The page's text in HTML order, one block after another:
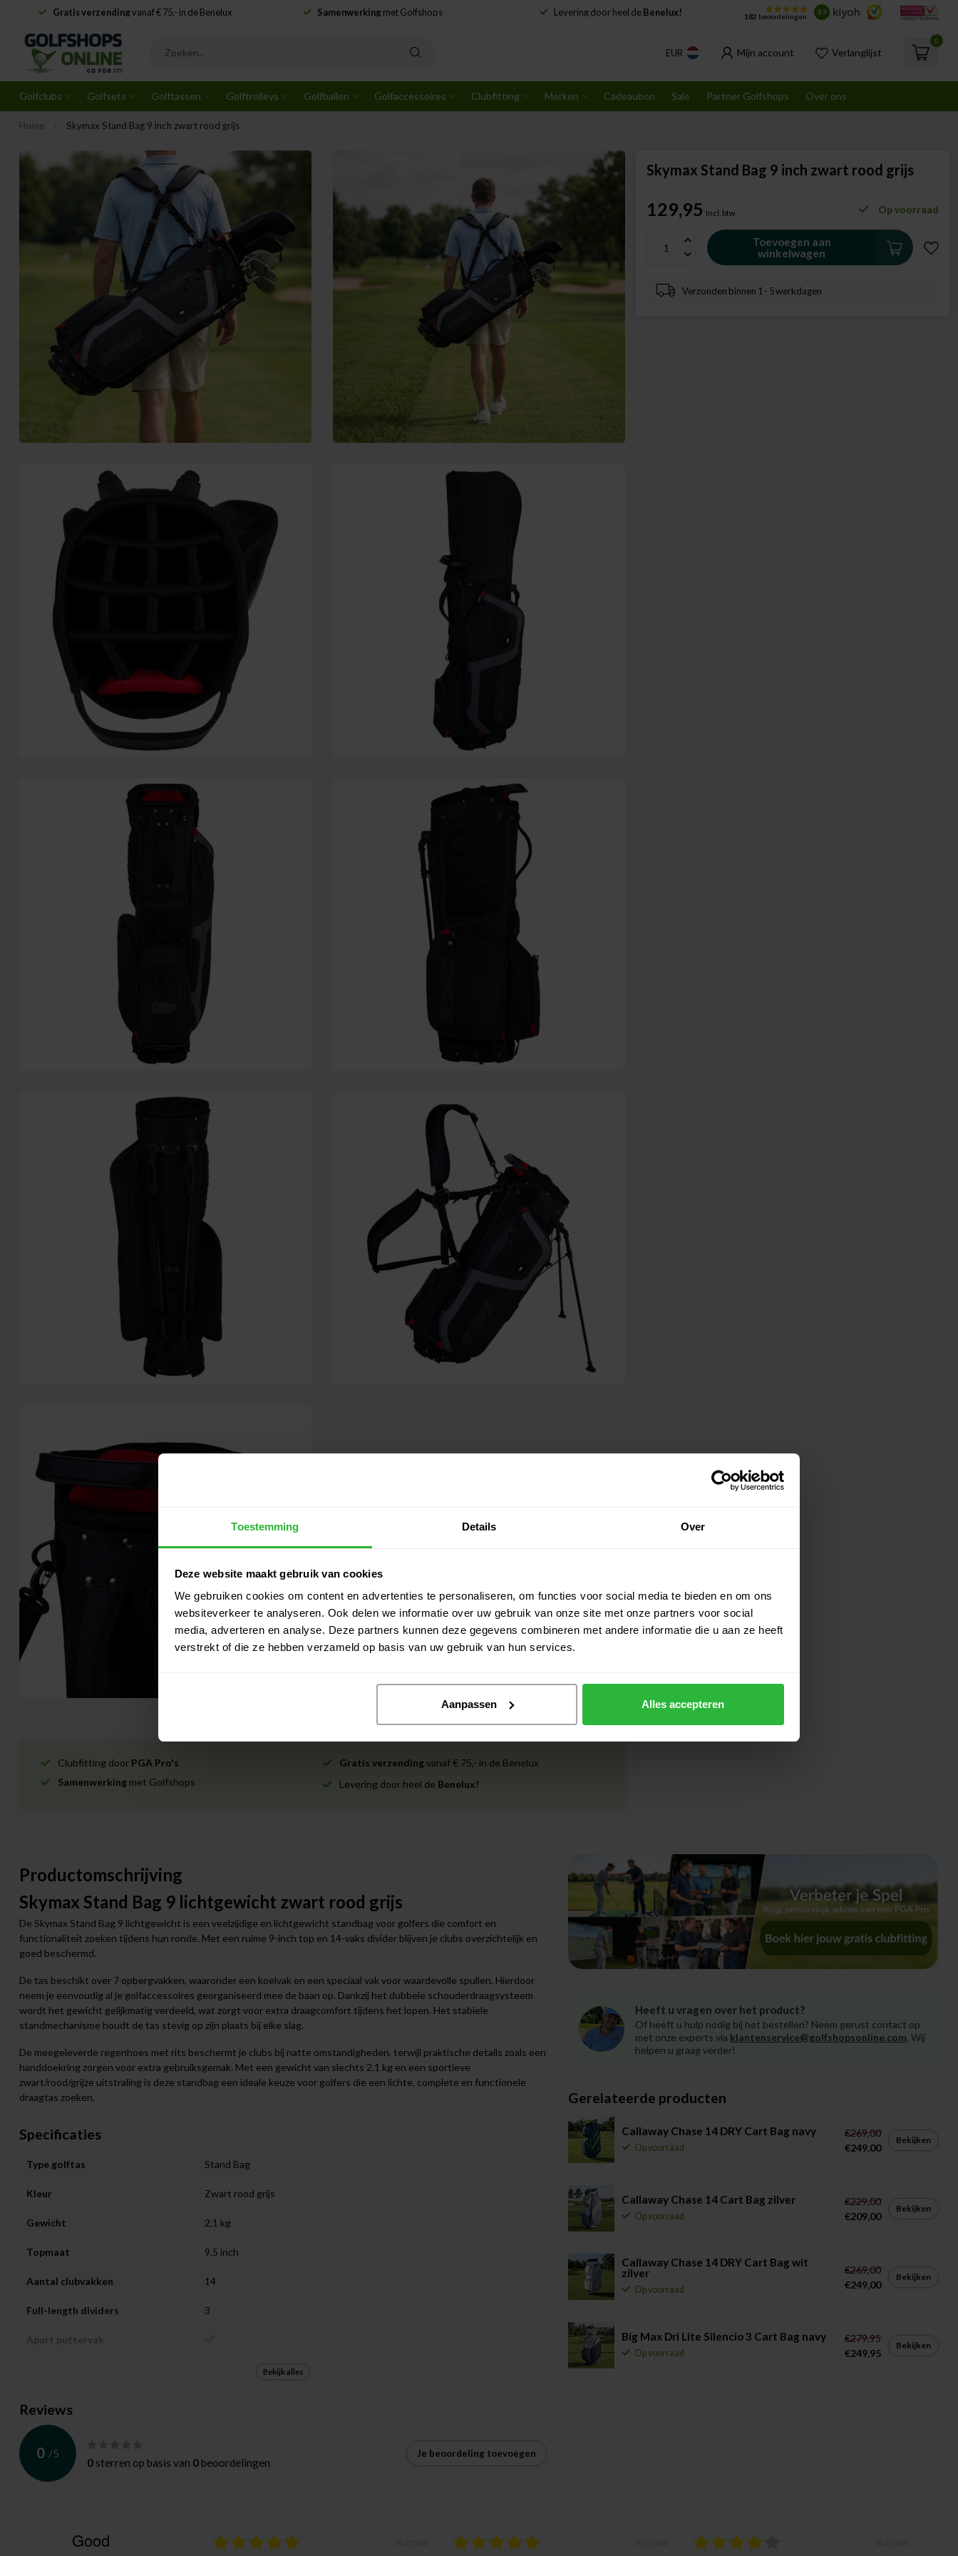
Toestemming Details Over
Deze website maakt gebruik van cookies
We gebruiken cookies om content en advertenties te personaliseren, om functies voor social media te bieden en om ons
websiteverkeer te analyseren. Ook delen we informatie over uw gebruik van onze site met onze partners voor social
media, adverteren en analyse. Deze partners kunnen deze gegevens combineren met andere informatie die u aan ze heeft
verstrekt of die ze hebben verzameld op basis van uw gebruik van hun services.
Aanpassen Alles accepteren
Gratis verzendingvanaf € 75,- in de Benelux Samenwerking met Golfshops Levering door heel deBenelux! 182 beoordelingen
8.9
EUR Mijn account Verlanglijst
0
Golfclubs Golfsets Golftassen Golftrolleys Golfballen Golfaccessoires Clubfitting Merken Cadeaubon Sale Partner Golfshops Over ons
Home Skymax Stand Bag 9 inch zwart rood grijs
Clubfitting door PGA Pro's Gratis verzendingvanaf € 75,- in de Benelux
Samenwerking met Golfshops Levering door heel de Benelux!
Skymax Stand Bag 9 inch zwart rood grijs
129,95 Incl. btw Op voorraad
Toevoegen aan
winkelwagen
Verzonden binnen 1 - 5 werkdagen
Productomschrijving
Skymax Stand Bag 9 lichtgewicht zwart rood grijs
De Skymax Stand Bag 9 lichtgewicht is een veelzijdige en lichtgewicht standbag voor golfers die comfort en
functionaliteit zoeken tijdens hun ronde. Met een ruime 9-inch top en 14-vaks divider blijven je clubs overzichtelijk en
goed beschermd.
De tas beschikt over 7 opbergvakken, waaronder een koelvak en een speciaal vak voor waardevolle spullen. Hierdoor
neem je eenvoudig al je golfaccessoires georganiseerd mee de baan op. Dankzij het dubbele schouderdraagsysteem
wordt het gewicht gelijkmatig verdeeld, wat zorgt voor extra draagcomfort tijdens het lopen. Het stabiele
standmechanisme houdt de tas stevig op zijn plaats bij elke slag.
De meegeleverde regenhoes met rits beschermt je clubs bij natte omstandigheden, terwijl praktische details zoals een
handdoekring zorgen voor extra gebruiksgemak. Met een gewicht van slechts 2,1 kg en een sportieve
zwart/rood/grijze uitstraling is deze standbag een ideale keuze voor golfers die een lichte, complete en functionele
draagtas zoeken.
Specificaties
Type golftas Stand Bag
Kleur Zwart rood grijs
Gewicht 2,1 kg
Topmaat 9,5 inch
Aantal clubvakken 14
Full-length dividers 3
Apart puttervak
Draagriem
Uitklapbare poten
Geschikt voor trolley
Afneembare draagriemen
Bekijk alles
Reviews
0 /5
0 sterren op basis van 0 beoordelingen
Je beoordeling toevoegen
Heeft u vragen over het product?
Of heeft u hulp nodig bij het bestellen? Neem gerust contact op
met onze experts via klantenservice@golfshopsonline.com. Wij
helpen u graag verder!
Gerelateerde producten
Callaway Chase 14 DRY Cart Bag navy
Op voorraad
€269,00
€249,00
Bekijken
Callaway Chase 14 Cart Bag zilver
Op voorraad
€229,00
€209,00
Bekijken
Callaway Chase 14 DRY Cart Bag wit
zilver
Op voorraad
€269,00
€249,00
Bekijken
Big Max Dri Lite Silencio 3 Cart Bag navy
Op voorraad
€279,95
€249,95
Bekijken
Good